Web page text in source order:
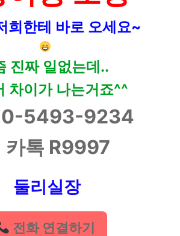
희한테 바로 오세요~
진짜 일없는데..
차이가 나는거죠^^
5493-9234
카톡 R9997
둘리실장
전화 연결하기